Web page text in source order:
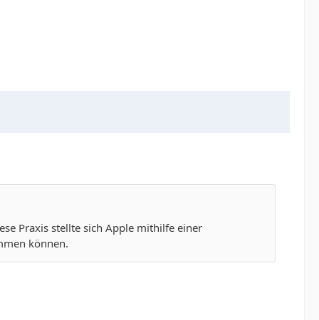
Praxis stellte sich Apple mithilfe einer
können.